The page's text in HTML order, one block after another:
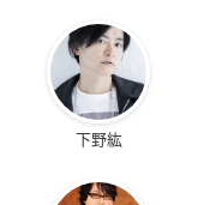
下野紘